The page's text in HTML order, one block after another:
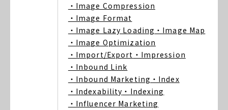
・Image Compression
・Image Format
・Image Lazy Loading ・Image Map
・Image Optimization
・Import/Export ・Impression
・Inbound Link
・Inbound Marketing ・Index
・Indexability ・Indexing
・Influencer Marketing